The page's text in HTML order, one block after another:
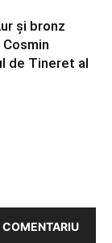
şi bronz
de Tineret al